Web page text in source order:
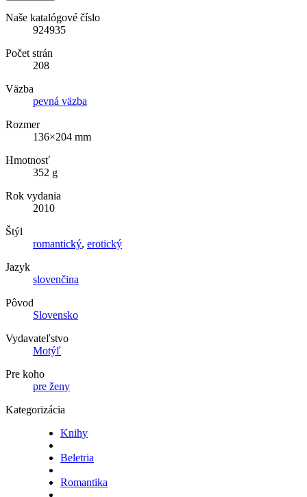
Naše katalógové číslo
924935
Počet strán
208
Väzba
pevná väzba
Rozmer
136×204 mm
Hmotnosť
352 g
Rok vydania
2010
Štýl
romantický, erotický
Jazyk
slovenčina
Pôvod
Slovensko
Vydavateľstvo
Motýľ
Pre koho
pre ženy
Kategorizácia
Knihy
Beletria
Romantika